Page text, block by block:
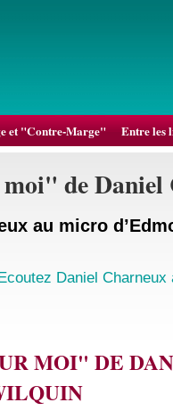
et "Contre-Marge" Entre les
de Daniel
au micro
Daniel Charneux
MOI" DE